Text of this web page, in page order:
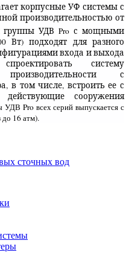
корпусные УФ системы с
производительностью от
группы УДВ Pro с мощными
Вт) подходят для разного
входа и выхода
систему
с
в том числе, встроить ее с
сооружения
УДВ Pro всех серий выпускается с
до 16 атм).
сточных вод